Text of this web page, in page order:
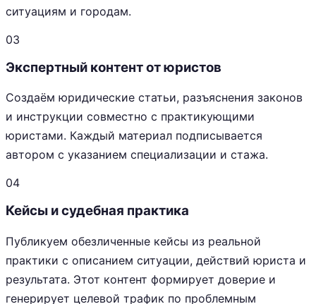
ситуациям и городам.
03
Экспертный контент от юристов
Создаём юридические статьи, разъяснения законов
и инструкции совместно с практикующими
юристами. Каждый материал подписывается
автором с указанием специализации и стажа.
04
Кейсы и судебная практика
Публикуем обезличенные кейсы из реальной
практики с описанием ситуации, действий юриста и
результата. Этот контент формирует доверие и
генерирует целевой трафик по проблемным